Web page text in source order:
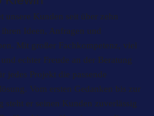
unsere Kunden seit über zehn
ihren Ideen, Anfragen und
Mit großer Fachkompetenz, viel
echter Freude an der Beratung
jedes Projekt die passende
Vom ersten Gedanken bis zur
steht er seinen Kunden zuverlässig